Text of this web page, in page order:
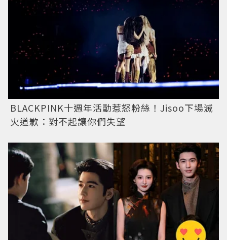
BLACKPINK十週年活動惹怒粉絲！Jisoo下場滅
火道歉：對不起讓你們失望